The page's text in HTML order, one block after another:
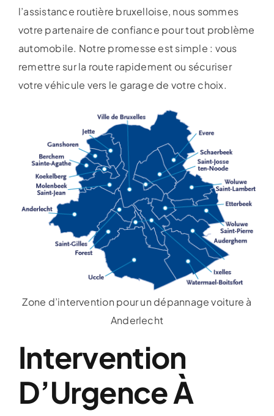
l’assistance routière bruxelloise, nous sommes
votre partenaire de confiance pour tout problème
automobile. Notre promesse est simple : vous
remettre sur la route rapidement ou sécuriser
votre véhicule vers le garage de votre choix.
Zone d’intervention pour un dépannage voiture à
Anderlecht
Intervention
D’Urgence À